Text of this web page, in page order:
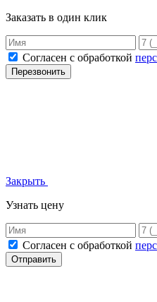
Заказать в один клик
Согласен с обработкой
Перезвонить
Закрыть
Узнать цену
Согласен с обработкой
Отправить